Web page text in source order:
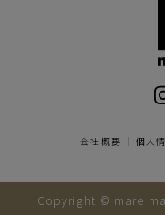
会社概要 ｜個人
Copyright © mare